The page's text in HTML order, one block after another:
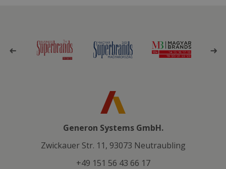
Generon Systems GmbH.
Zwickauer Str. 11, 93073 Neutraubling
+49 151 56 43 66 17